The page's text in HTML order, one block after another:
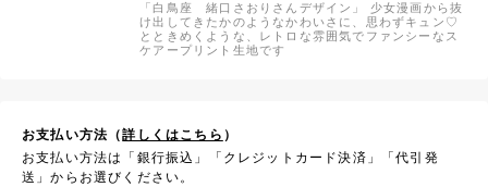
「白鳥座 緒口さおりさんデザイン」 少女漫画から抜
け出してきたかのようなかわいさに、思わずキュン♡
とときめくような、レトロな雰囲気でファンシーなス
ケアープリント生地です
お支払い方法（詳しくはこちら ）
お支払い方法は「銀行振込」「クレジットカード決済」「代引発
送」からお選びください。